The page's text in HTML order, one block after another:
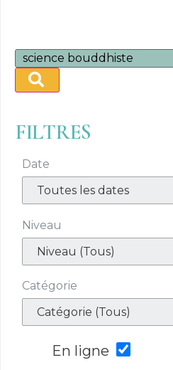
FILTRES
Date
Niveau
Catégorie
En ligne